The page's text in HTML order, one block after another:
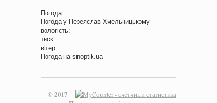
Погода
Погода у Переяслав-Хмельницькому
вологість:
тиск:
вітер:
Погода на sinoptik.ua
© 2017